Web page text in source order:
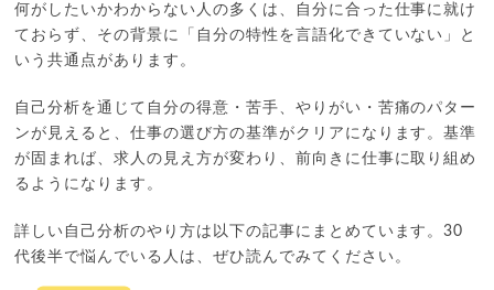
何がしたいかわからない人の多くは、自分に合った仕事に就け
ておらず、その背景に「自分の特性を言語化できていない」と
いう共通点があります。
自己分析を通じて自分の得意・苦手、やりがい・苦痛のパター
ンが見えると、仕事の選び方の基準がクリアになります。基準
が固まれば、求人の見え方が変わり、前向きに仕事に取り組め
るようになります。
詳しい自己分析のやり方は以下の記事にまとめています。30
代後半で悩んでいる人は、ぜひ読んでみてください。